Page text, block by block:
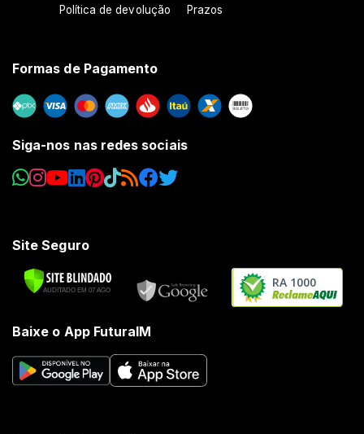
Política de devolução Prazos
Formas de Pagamento
Siga-nos nas redes sociais
Site Seguro
RA 1000
Baixe o App FuturaIM